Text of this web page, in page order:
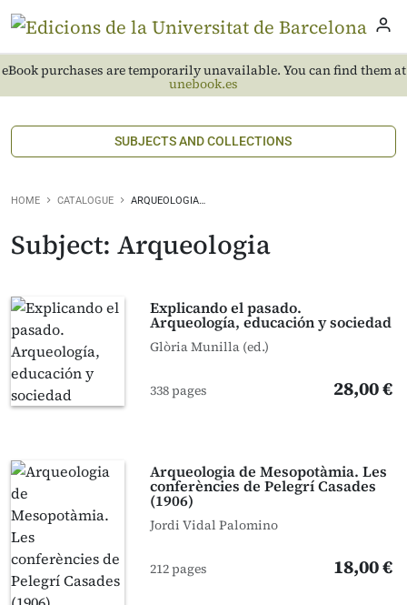
eBook purchases are temporarily unavailable. You can find them at
unebook.es
SUBJECTS AND COLLECTIONS
HOME CATALOGUE ARQUEOLOGIA…
Subject: Arqueologia
Explicando el pasado.
Arqueología, educación y sociedad
Glòria Munilla (ed.)
338 pages 28,00 €
Arqueologia de Mesopotàmia. Les
conferències de Pelegrí Casades
(1906)
Jordi Vidal Palomino
212 pages 18,00 €